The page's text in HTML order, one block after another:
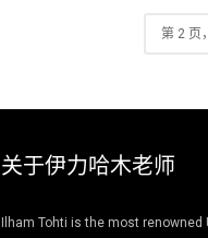
第 2 页
关于伊力哈木老师
Ilham Tohti is the most renowned